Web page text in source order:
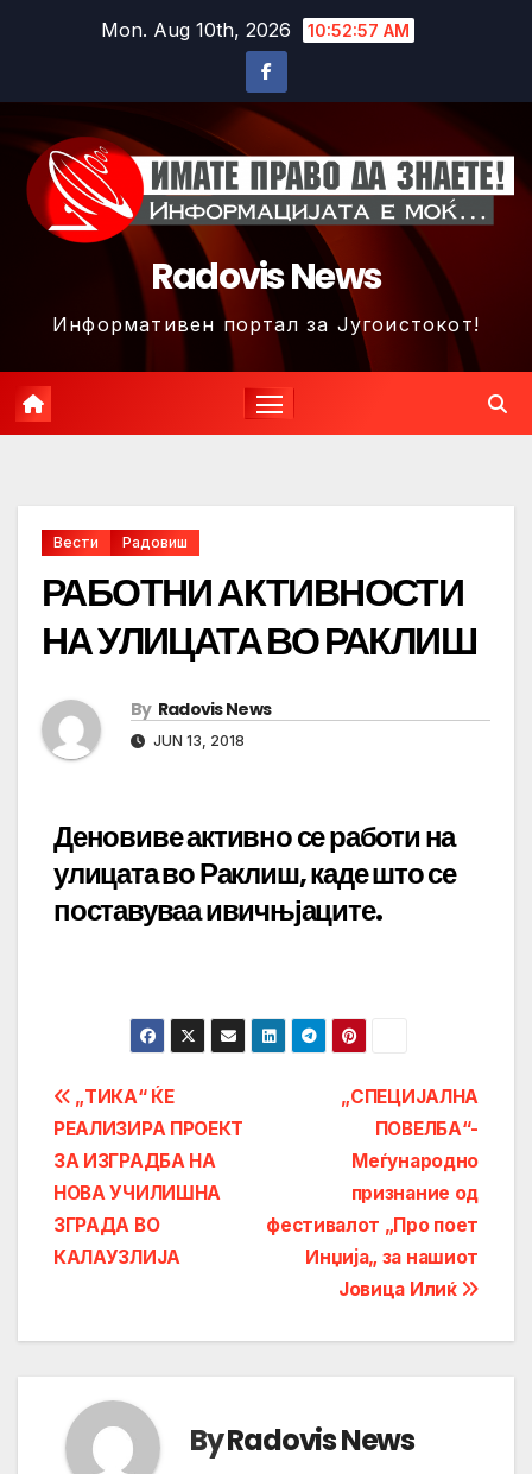
Mon. Aug 10th, 2026 10:52:59 AM
Radovis News
Информативен портал за Југоистокот!
Вести Радовиш
РАБОТНИ АКТИВНОСТИ
НА УЛИЦАТА ВО РАКЛИШ
By Radovis News
JUN 13, 2018
Деновиве активно се работи на
улицата во Раклиш, каде што се
поставуваа ивичњјаците.
Post
navigation
„СПЕЦИЈАЛНА
ПОВЕЛБА“-
Меѓународно
признание од
фестивалот „Про поет
Инџија„ за нашиот
Јовица Илиќ
„ТИКА“ ЌЕ
РЕАЛИЗИРА ПРОЕКТ
ЗА ИЗГРАДБА НА
НОВА УЧИЛИШНА
ЗГРАДА ВО
КАЛАУЗЛИЈА
ByRadovis News